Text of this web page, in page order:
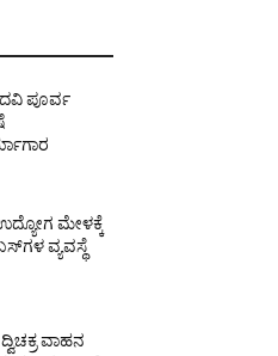
ಪೂರ್ವ
ಮೇಳಕ್ಕೆ
ವ್ಯವಸ್ಥೆ
ವಾಹನ